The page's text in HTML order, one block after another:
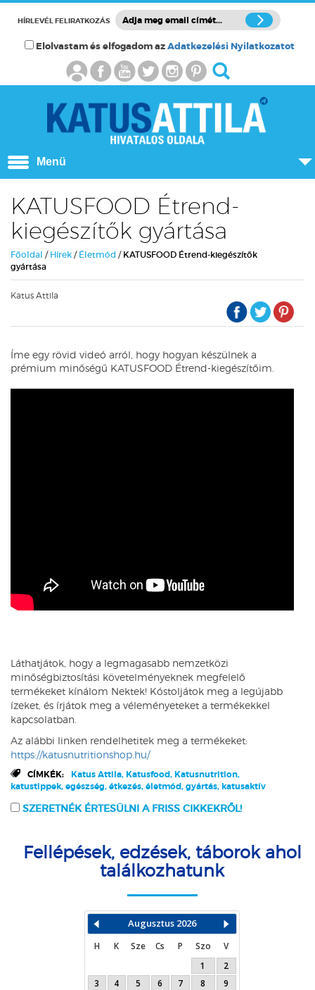
HÍRLEVÉL FELIRATKOZÁS
Elolvastam és elfogadom azAdatkezelési Nyilatkozatot
Menü
KATUSFOOD Étrend-
kiegészítők gyártása
Főoldal / Hírek / Életmód / KATUSFOOD Étrend-kiegészítők
gyártása
Katus Attila
Íme egy rövid videó arról, hogy hogyan készülnek a
prémium minőségű KATUSFOOD Étrend-kiegészítőim.
Láthatjátok, hogy a legmagasabb nemzetközi
minőségbiztosítási követelményeknek megfelelő
termékeket kínálom Nektek! Kóstoljátok meg a legújabb
ízeket, és írjátok meg a véleményeteket a termékekkel
kapcsolatban.
Az alábbi linken rendelhetitek meg a termékeket:
https://katusnutritionshop.hu/
CÍMKÉK:
Katus Attila, Katusfood, Katusnutrition,
katustippek, egészség, étkezés, életmód, gyártás, katusaktív
SZERETNÉK ÉRTESÜLNI A FRISS CIKKEKRŐL!
Fellépések, edzések, táborok ahol
találkozhatunk
Augusztus 2026
H K Sze Cs P Szo
V
1
2
3
4 5 6 7 8
9